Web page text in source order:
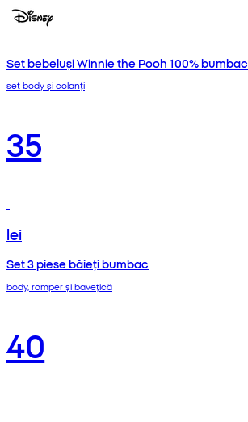
Set bebeluși Winnie the Pooh 100% bumbac
set body și colanți
35
lei
Set 3 piese băieți bumbac
body, romper și bavețică
40